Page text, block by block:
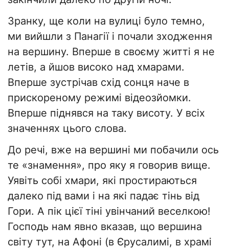
Зранку, ще коли на вулиці було темно,
ми вийшли з Панагії і почали зходження
на вершину. Вперше в своєму житті я не
летів, а йшов високо над хмарами.
Вперше зустрічав схід сонця наче в
прискореному режимі відеозйомки.
Вперше піднявся на таку висоту. У всіх
значеннях цього слова.
До речі, вже на вершині ми побачили ось
те «знамення», про яку я говорив вище.
Уявіть собі хмари, які простираються
далеко під вами і на які падає тінь від
Гори. А пік цієї тіні увінчаний веселкою!
Господь нам явно вказав, що вершина
світу тут, на Афоні (в Єрусалимі, в храмі